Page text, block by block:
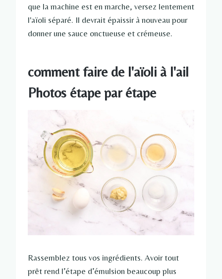
que la machine est en marche, versez lentement
l'aïoli séparé. Il devrait épaissir à nouveau pour
donner une sauce onctueuse et crémeuse.
comment faire de l'aïoli à l'ail
Photos étape par étape
Rassemblez tous vos ingrédients. Avoir tout
prêt rend l’étape d’émulsion beaucoup plus